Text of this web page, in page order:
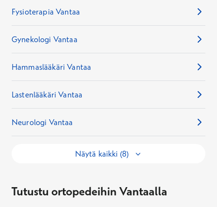
Fysioterapia Vantaa
Gynekologi Vantaa
Hammaslääkäri Vantaa
Lastenlääkäri Vantaa
Neurologi Vantaa
Näytä kaikki (8)
Tutustu ortopedeihin Vantaalla